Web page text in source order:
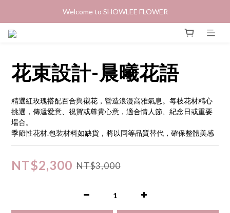
Welcome to SHOWLEE FLOWER
花束設計-晨曦花語
精選紅玫瑰搭配百合與襯花，營造浪漫高雅氣息。每枝花材精心
挑選，傳遞愛意、祝賀或尊貴心意，適合情人節、紀念日或重要
場合。
季節性花材.包裝材料如缺貨，將以同等品質替代，確保整體美感
NT$2,300 NT$3,000